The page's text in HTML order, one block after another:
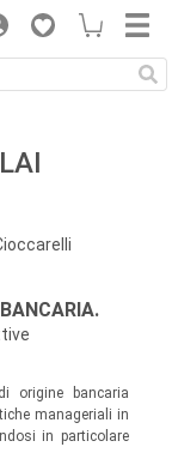
origine bancaria
manageriali in
in particolare